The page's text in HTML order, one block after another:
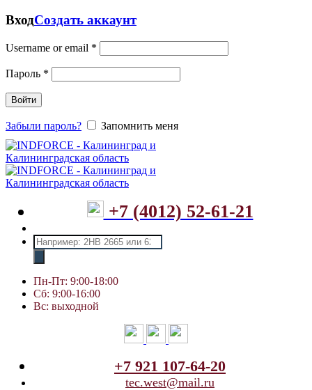
ВходСоздать аккаунт
Username or email *
Пароль *
Войти
Забыли пароль? Запомнить меня
+7 (4012) 52-61-21
Поиск
товаров
Пн-Пт: 9:00-18:00
Сб: 9:00-16:00
Вс: выходной
+7 921 107-64-20
tec.west@mail.ru